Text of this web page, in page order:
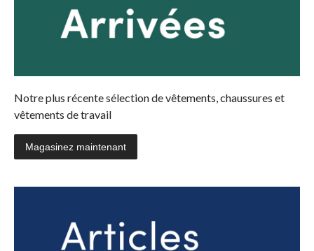
Notre plus récente sélection de vêtements, chaussures et
vêtements de travail
Magasinez maintenant